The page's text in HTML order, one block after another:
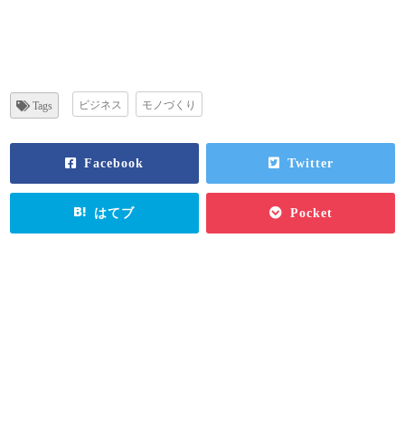
Tags ビジネス モノづくり
Facebook Twitter
はてブ Pocket